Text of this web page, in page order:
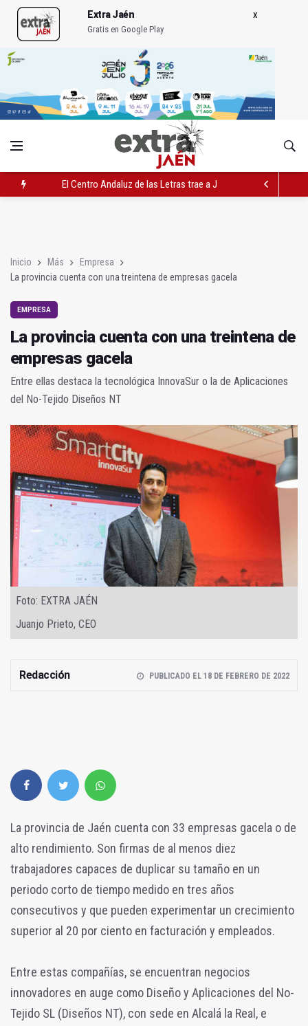
Extra Jaén
Gratis en Google Play
El Centro Andaluz de las Letras trae a Jaén al filósofo Omar
Inicio Más
Empresa
La provincia cuenta con una treintena de empresas gacela
EMPRESA
La provincia cuenta con una treintena de
empresas gacela
Entre ellas destaca la tecnológica InnovaSur o la de Aplicaciones
del No-Tejido Diseños NT
Foto: EXTRA JAÉN
Juanjo Prieto, CEO
Redacción PUBLICADO EL 18 DE FEBRERO DE 2022
La provincia de Jaén cuenta con 33 empresas gacela o de
alto rendimiento. Son firmas de al menos diez
trabajadores capaces de duplicar su tamaño en un
periodo corto de tiempo medido en tres años
consecutivos y que pueden experimentar un crecimiento
superior al 20 por ciento en facturación y empleados.
Entre estas compañías, se encuentran negocios
innovadores en auge como Diseño y Aplicaciones del No-
Tejido SL (Diseños NT), con sede en Alcalá la Real, e